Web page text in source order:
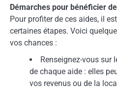
Démarches pour bénéficier
Pour profiter de ces aides, il
certaines étapes. Voici
vos chances :
Renseignez-vous sur
de chaque aide : elles
vos revenus ou de la